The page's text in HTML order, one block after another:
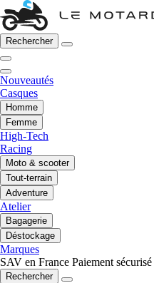
Rechercher
Nouveautés
Casques
Homme
Femme
High-Tech
Racing
Moto & scooter
Tout-terrain
Adventure
Atelier
Bagagerie
Déstockage
Marques
SAV en France Paiement sécurisé
Rechercher